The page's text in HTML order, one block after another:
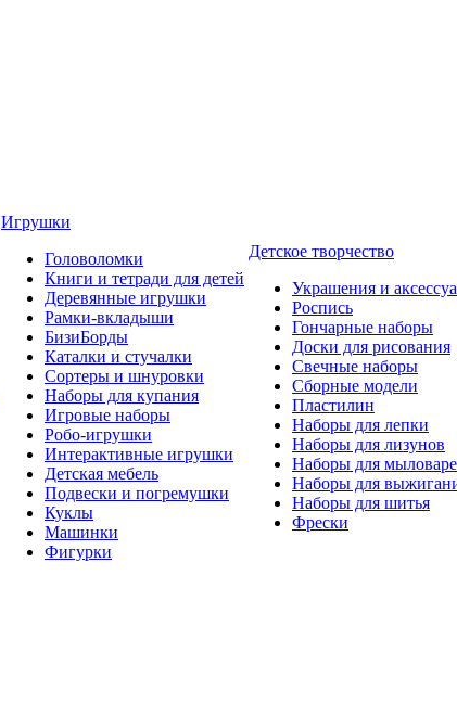
Игрушки
Головоломки
Книги и тетради для детей
Деревянные игрушки
Рамки-вкладыши
БизиБорды
Каталки и стучалки
Сортеры и шнуровки
Наборы для купания
Игровые наборы
Робо-игрушки
Интерактивные игрушки
Детская мебель
Подвески и погремушки
Куклы
Машинки
Фигурки
Детское творчество
Украшения и
Роспись
Гончарные наборы
Доски для рисования
Свечные наборы
Сборные модели
Пластилин
Наборы для лепки
Наборы для лизунов
Наборы для
Наборы для
Наборы для шитья
Фрески